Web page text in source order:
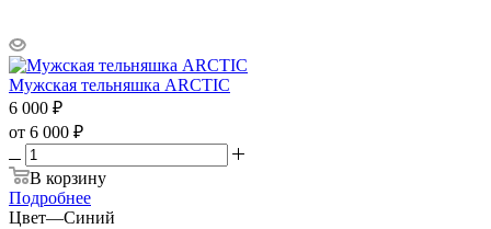
Мужская тельняшка ARCTIC
6 000 ₽
от 6 000 ₽
В корзину
Подробнее
Цвет—Синий